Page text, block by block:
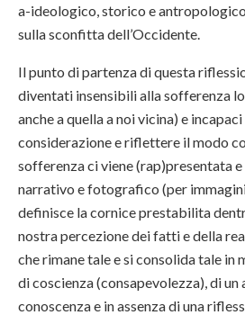
a-ideologico, storico e
sulla sconfitta dell’Occidente.
Il punto di partenza di questa
diventati insensibili alla sofferenza
anche a quella a noi vicina) e
considerazione e riflettere il modo
sofferenza ci viene (rap)presentata
narrativo e fotografico (per
definisce la cornice prestabilita
nostra percezione dei fatti e della
che rimane tale e si consolida tale in
di coscienza (consapevolezza), di
conoscenza e in assenza di una